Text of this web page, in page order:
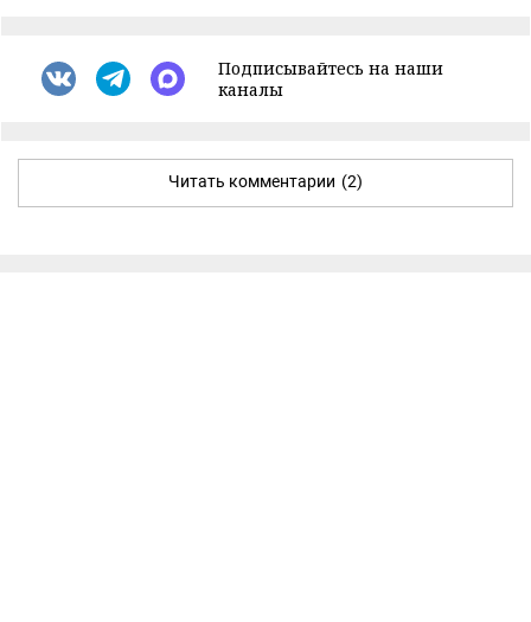
Подписывайтесь на наши
каналы
Читать комментарии (2)